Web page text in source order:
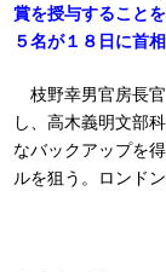
賞を授与すること
５名が１８日に首
枝野幸男官房長
し、高木義明文部
なバックアップを
ルを狙う。ロンド